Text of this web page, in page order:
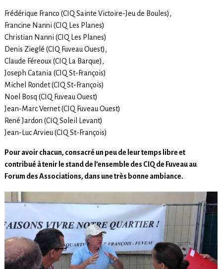
Frédérique Franco (CIQ Sainte Victoire-Jeu de Boules),
Francine Nanni (CIQ Les Planes)
Christian Nanni (CIQ Les Planes)
Denis Zieglé (CIQ Fuveau Ouest),
Claude Féreoux (CIQ La Barque),
Joseph Catania (CIQ St-François)
Michel Rondet (CIQ St-François)
Noel Bosq (CIQ Fuveau Ouest)
Jean-Marc Vernet (CIQ Fuveau Ouest)
René Jardon (CIQ Soleil Levant)
Jean-Luc Arvieu (CIQ St-François)
Pour avoir chacun, consacré un peu de leur temps libre et
contribué à tenir le stand de l’ensemble des CIQ de Fuveau au
Forum des Associations, dans une très bonne ambiance.